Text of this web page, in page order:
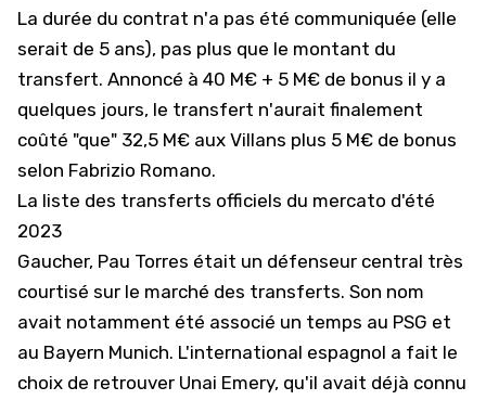
La durée du contrat n'a pas été communiquée (elle
serait de 5 ans), pas plus que le montant du
transfert. Annoncé à 40 M€ + 5 M€ de bonus il y a
quelques jours, le transfert n'aurait finalement
coûté "que" 32,5 M€ aux Villans plus 5 M€ de bonus
selon Fabrizio Romano.
La liste des transferts officiels du mercato d'été
2023
Gaucher, Pau Torres était un défenseur central très
courtisé sur le marché des transferts. Son nom
avait notamment été associé un temps au PSG et
au Bayern Munich. L'international espagnol a fait le
choix de retrouver Unai Emery, qu'il avait déjà connu